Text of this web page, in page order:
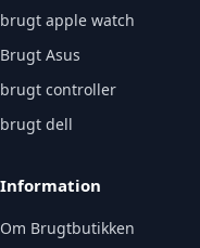
brugt apple watch
Brugt Asus
brugt controller
brugt dell
Information
Om Brugtbutikken